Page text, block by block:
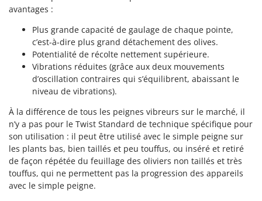
Pulvérisateurs
Rafraîchisseurs d'air par évaporation
Rampes de chargement en aluminium
Râpes à fromage électriques
Râteaux pour tracteur
Remplisseuses
Robots nettoyeurs de piscine
Robots Tondeuses
Rogneuses de souches
GRIFO
GVS
GYS
Hailo
Helvi
Henx
HiKOKI
Honda
I
Idromatic
avantages :
Plus grande capacité de gaulage de chaque pointe,
c’est-à-dire plus grand détachement des olives.
Potentialité de récolte nettement supérieure.
Vibrations réduites (grâce aux deux mouvements
d’oscillation contraires qui s’équilibrent, abaissant le
niveau de vibrations).
À la différence de tous les peignes vibreurs sur le marché, il
n’y a pas pour le Twist Standard de technique spécifique pour
son utilisation : il peut être utilisé avec le simple peigne sur
les plants bas, bien taillés et peu touffus, ou inséré et retiré
de façon répétée du feuillage des oliviers non taillés et très
touffus, qui ne permettent pas la progression des appareils
avec le simple peigne.